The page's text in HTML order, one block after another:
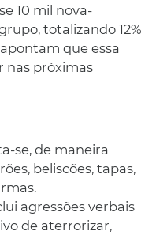
10 mil nova-
totalizando 12%
que essa
nas próximas
se, de maneira
beliscões, tapas,
agressões verbais
de aterrorizar,